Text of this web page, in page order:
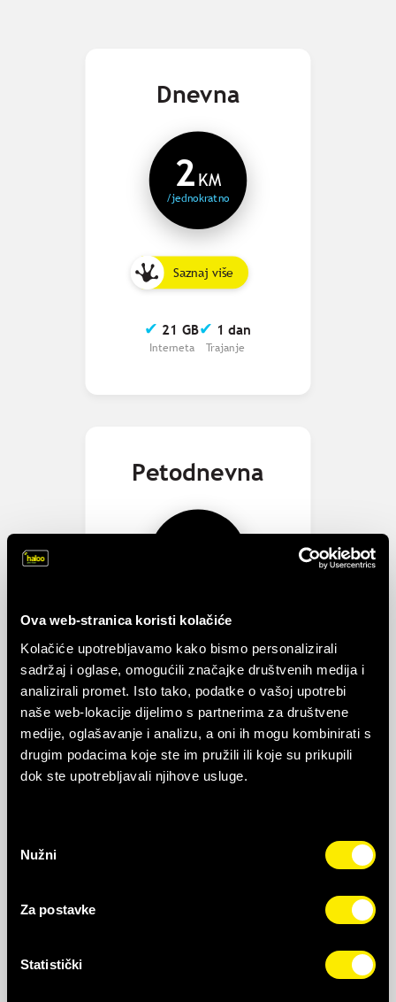
Ova web-stranica koristi kolačiće
Kolačiće upotrebljavamo kako bismo personalizirali
sadržaj i oglase, omogućili značajke društvenih medija i
analizirali promet. Isto tako, podatke o vašoj upotrebi
naše web-lokacije dijelimo s partnerima za društvene
medije, oglašavanje i analizu, a oni ih mogu kombinirati s
drugim podacima koje ste im pružili ili koje su prikupili
dok ste upotrebljavali njihove usluge.
pristanka
Nužni
Za postavke
Statistički
Dnevna
2 KM
/jednokratno
Saznaj više
✔ 21 GB
Interneta
✔ 1 dan
Trajanje
Petodnevna
Saznaj više
✔ 15 GB ✔ 5 dana